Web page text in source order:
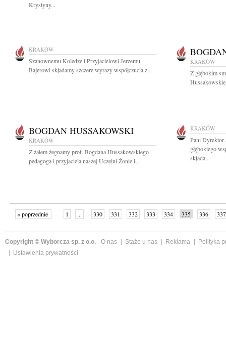
Krystyny...
KRAKÓW
Szanownemu Koledze i Przyjacielowi Jerzemu
Bajerowi składamy szczere wyrazy współczucia z...
KRAKÓW
Z głębokim
BOGDAN HUSSAKOWSKI
KRAKÓW
Z żalem żegnamy prof. Bogdana Hussakowskiego
pedagoga i przyjaciela naszej Uczelni Żonie i...
KRAKÓW
Pani Dyrektor
głębokiego
składa...
« poprzednie 1 ... 330 331 332 333 334 335 336
337
Copyright © Wyborcza sp. z o.o. O nas Staże u nas Reklama
Polityka
Ustawienia prywatności